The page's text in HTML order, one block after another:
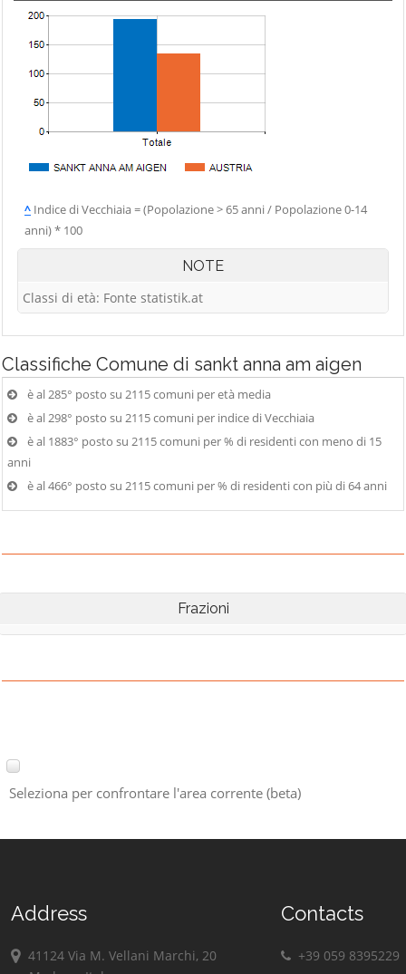
^ Indice di Vecchiaia = (Popolazione > 65 anni / Popolazione 0-14
anni) * 100
NOTE
Classi di età: Fonte statistik.at
Classifiche Comune di sankt anna am aigen
è al 285° posto su 2115 comuni per età media
è al 298° posto su 2115 comuni per indice di Vecchiaia
è al 1883° posto su 2115 comuni per % di residenti con meno di 15
anni
è al 466° posto su 2115 comuni per % di residenti con più di 64 anni
Frazioni
Seleziona per confrontare l'area corrente (beta)
Address
41124 Via M. Vellani Marchi, 20
Contacts
+39 059 8395229